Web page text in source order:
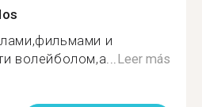
и
волейболом,а...Leer más